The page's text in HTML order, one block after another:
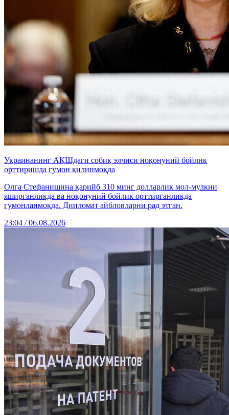
Украинанинг АҚШдаги собиқ элчиси ноқонуний бойлик
орттиришда гумон қилинмоқда
Олга Стефанишина қарийб 310 минг долларлик мол-мулкни
яширганликда ва ноқонуний бойлик орттирганликда
гумонланмоқда. Дипломат айбловларни рад этган.
23:04 / 06.08.2026